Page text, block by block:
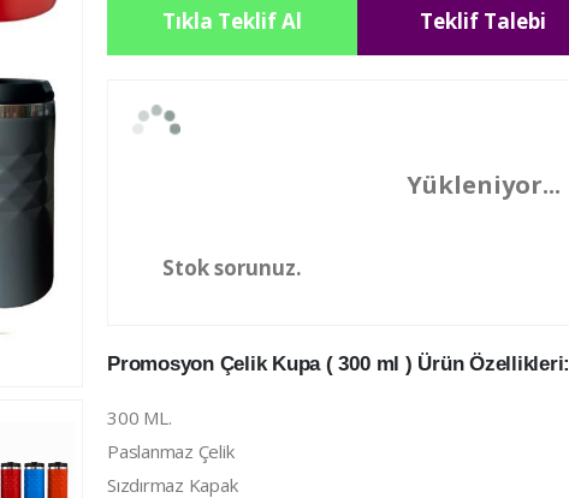
Tıkla Teklif Al Teklif Talebi
Yükleniyor...
Stok sorunuz.
Promosyon Çelik Kupa ( 300 ml ) Ürün Özellikleri:
300 ML.
Paslanmaz Çelik
Sızdırmaz Kapak